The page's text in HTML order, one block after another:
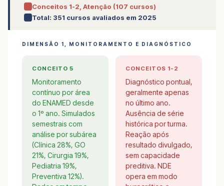
Conceitos 1-2, Atenção (107 cursos)
Total: 351 cursos avaliados em 2025
DIMENSÃO 1, MONITORAMENTO E DIAGNÓSTICO
CONCEITO 5
Monitoramento
contínuo por área
do ENAMED desde
o 1º ano. Simulados
semestrais com
análise por subárea
(Clínica 28%, GO
21%, Cirurgia 19%,
Pediatria 19%,
Preventiva 12%).
CONCEITOS 1-2
Diagnóstico pontual,
geralmente apenas
no último ano.
Ausência de série
histórica por turma.
Reação após
resultado divulgado,
sem capacidade
preditiva. NDE
opera em modo